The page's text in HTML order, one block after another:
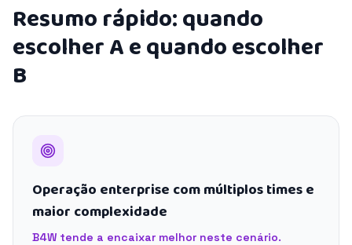
Resumo rápido: quando
escolher A e quando escolher
B
Operação enterprise com múltiplos times e
maior complexidade
B4W tende a encaixar melhor neste cenário.